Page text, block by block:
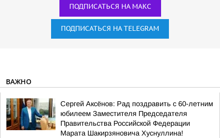
ПОДПИСАТЬСЯ НА МАКС
ПОДПИСАТЬСЯ НА TELEGRAM
ВАЖНО
Сергей Аксёнов: Рад поздравить с 60-летним
юбилеем Заместителя Председателя
Правительства Российской Федерации
Марата Шакирзяновича Хуснуллина!